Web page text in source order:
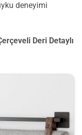
deneyimi
Deri Detaylı